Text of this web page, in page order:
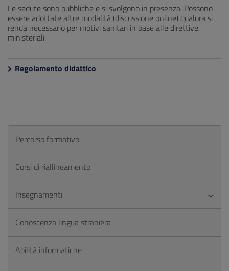
Le sedute sono pubbliche e si svolgono in presenza. Possono
essere adottate altre modalità (discussione online) qualora si
renda necessario per motivi sanitari in base alle direttive
ministeriali.
Regolamento didattico
Percorso formativo
Corsi di riallineamento
Insegnamenti
Conoscenza lingua straniera
Abilità informatiche